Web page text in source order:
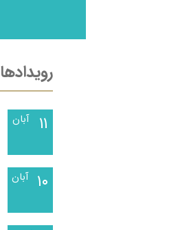
رویدادها
۱۱ آبان
۱۰ آبان